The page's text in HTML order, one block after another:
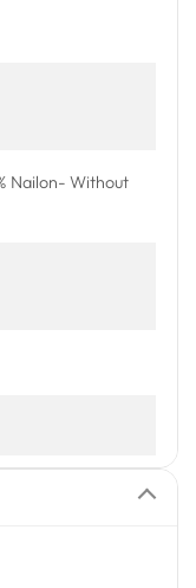
Nailon- Without